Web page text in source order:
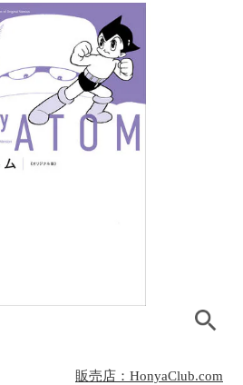
販売店：HonyaClub.com